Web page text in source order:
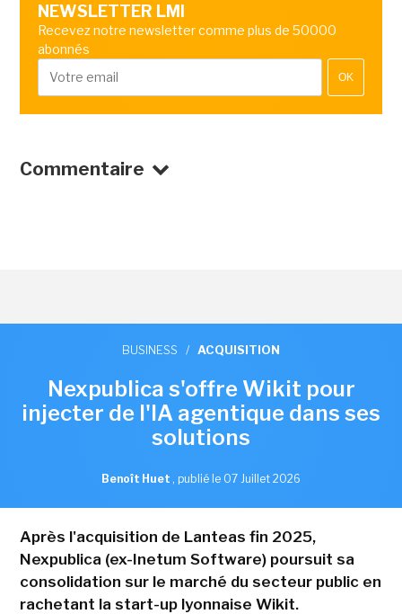
NEWSLETTER LMI
Recevez notre newsletter comme plus de 50000
abonnés
OK
Commentaire
BUSINESS / ACQUISITION
Nexpublica s'offre Wikit pour
injecter de l'IA agentique dans ses
solutions
Benoît Huet , publié le 07 Juillet 2026
Après l'acquisition de Lanteas fin 2025,
Nexpublica (ex-Inetum Software) poursuit sa
consolidation sur le marché du secteur public en
rachetant la start-up lyonnaise Wikit.